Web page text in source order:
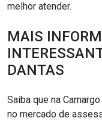
melhor atender.
MAIS
DANTAS
Saiba que na
no mercado de